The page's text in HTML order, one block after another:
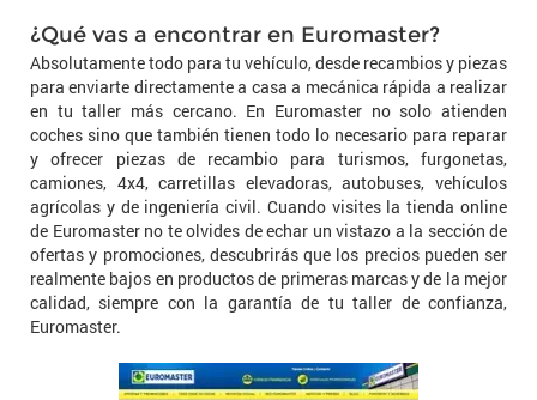
¿Qué vas a encontrar en Euromaster?
Absolutamente todo para tu vehículo, desde recambios y piezas
para enviarte directamente a casa a mecánica rápida a realizar
en tu taller más cercano. En Euromaster no solo atienden
coches sino que también tienen todo lo necesario para reparar
y ofrecer piezas de recambio para turismos, furgonetas,
camiones, 4x4, carretillas elevadoras, autobuses, vehículos
agrícolas y de ingeniería civil. Cuando visites la tienda online
de Euromaster no te olvides de echar un vistazo a la sección de
ofertas y promociones, descubrirás que los precios pueden ser
realmente bajos en productos de primeras marcas y de la mejor
calidad, siempre con la garantía de tu taller de confianza,
Euromaster.